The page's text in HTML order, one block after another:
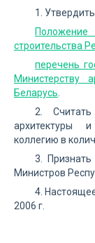
1.
строительства
перечень
Министерству
Беларусь
2.
архитектуры
коллегию в
3.
Министров
4.
2006 г.